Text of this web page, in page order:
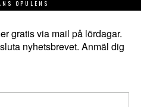
OPULENS
gratis via mail på lördagar.
nyhetsbrevet. Anmäl dig